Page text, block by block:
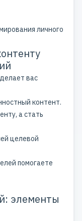
личного
вас
контент.
а стать
целевой
помогаете
элементы